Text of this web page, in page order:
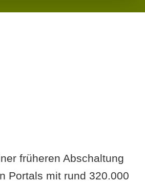
früheren Abschaltung
Portals mit rund 320.000